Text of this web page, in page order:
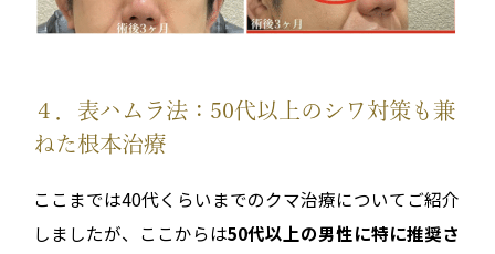
４．表ハムラ法：50代以上のシワ対策も兼
ねた根本治療
ここまでは40代くらいまでのクマ治療についてご紹介
しましたが、ここからは50代以上の男性に特に推奨さ